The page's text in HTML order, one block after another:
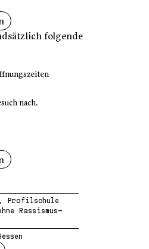
folgende
nach.
Profilschule
Rassismus-